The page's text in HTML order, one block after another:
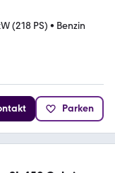
(218 PS) • Benzin
Parken